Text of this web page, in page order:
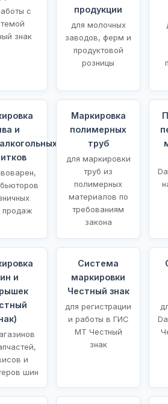
с
знак
продукции
для молочных
заводов, ферм и
продуктовой
розницы
и
продаж
Маркировка
полимерных
труб
для маркировки
труб из
полимерных
материалов по
требованиям
закона
и
и
шин
Система
маркировки
Честный знак
для регистрации
и работы в ГИС
МТ Честный
знак